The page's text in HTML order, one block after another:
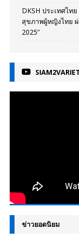
DKSH ประเทศไท
สุขภาพผู้หญิงไทย
2025”
ข่าวยอดนิยม